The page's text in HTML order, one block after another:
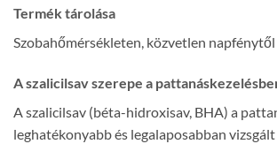
Termék tárolása
Szobahőmérsékleten, közvetlen
A szalicilsav szerepe a
A szalicilsav (béta-hidroxisav, BHA) a
leghatékonyabb és legalaposabban